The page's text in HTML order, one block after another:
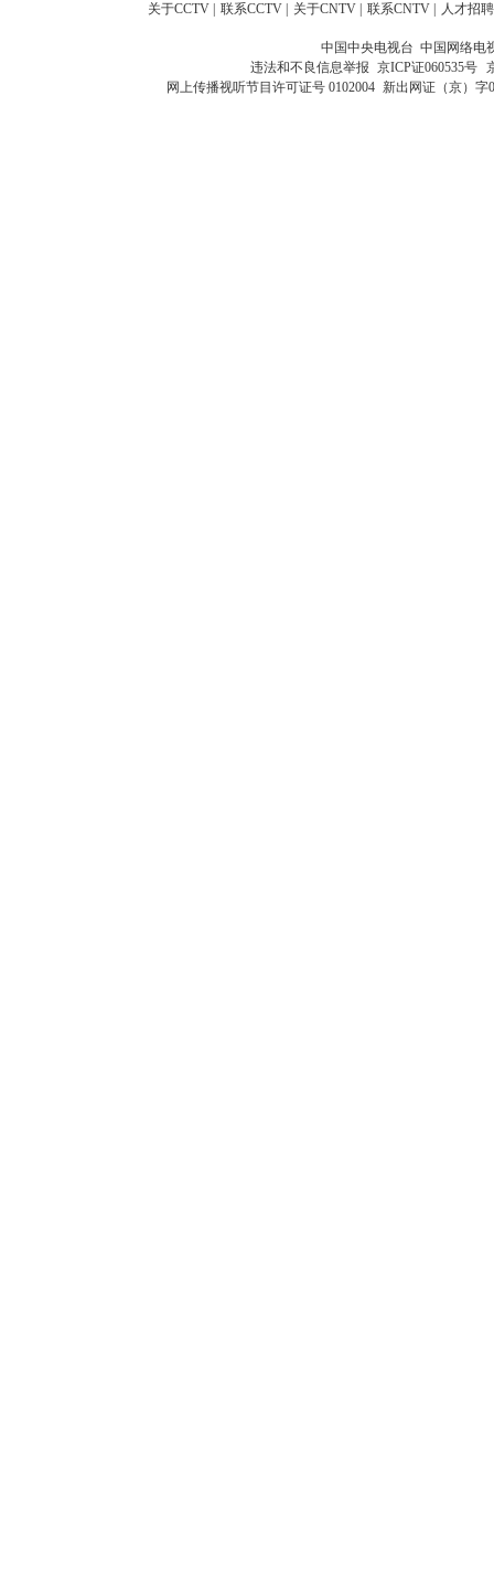
关于CCTV 联系CCTV 关于CNTV 联系CNTV 人才招聘
中国中央电视台 中国网络电
违法和不良信息举报 京ICP证060535号
网上传播视听节目许可证号 0102004 新出网证（京）